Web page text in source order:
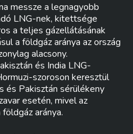
messze a legnagyobb
LNG-nek, kitettsége
a teljes gázellátásának
a földgáz aránya az ország
alacsony.
és India LNG-
szoroson keresztül
és Pakisztán sérülékeny
esetén, mivel az
aránya.